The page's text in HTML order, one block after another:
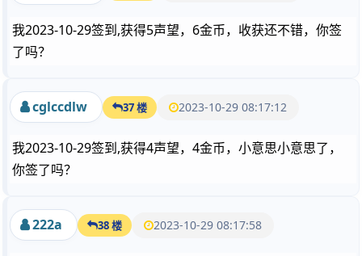
我2023-10-29签到,获得5声望，6金币，收获还不错，你签
了吗？
cglccdlw 37 楼 2023-10-29 08:17:12
我2023-10-29签到,获得4声望，4金币，小意思小意思了，
你签了吗？
222a 38 楼 2023-10-29 08:17:58